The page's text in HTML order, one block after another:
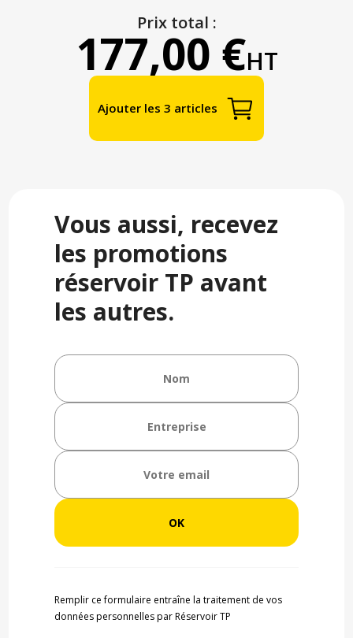
Prix total :
177,00 €HT
Ajouter les 3 articles
Vous aussi, recevez
les promotions
réservoir TP avant
les autres.
Remplir ce formulaire entraîne la traitement de vos
données personnelles par Réservoir TP